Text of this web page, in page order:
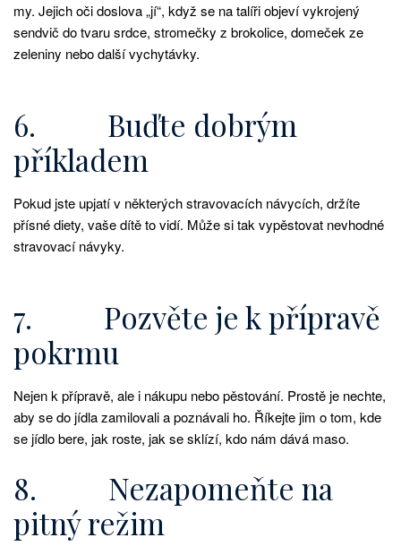
my. Jejich oči doslova „jí“, když se na talíři objeví vykrojený
sendvič do tvaru srdce, stromečky z brokolice, domeček ze
zeleniny nebo další vychytávky.
6. Buďte dobrým
příkladem
Pokud jste upjatí v některých stravovacích návycích, držíte
přísné diety, vaše dítě to vidí. Může si tak vypěstovat nevhodné
stravovací návyky.
7. Pozvěte je k přípravě
pokrmu
Nejen k přípravě, ale i nákupu nebo pěstování. Prostě je nechte,
aby se do jídla zamilovali a poznávali ho. Říkejte jim o tom, kde
se jídlo bere, jak roste, jak se sklízí, kdo nám dává maso.
8. Nezapomeňte na
pitný režim